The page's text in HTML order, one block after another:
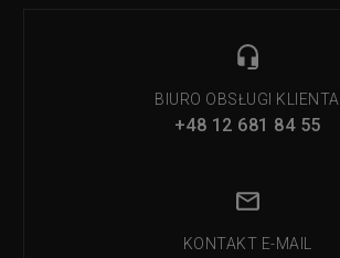
BIURO OBSŁUGI KLIENTA
+48 12 681 84 55
KONTAKT E-MAIL